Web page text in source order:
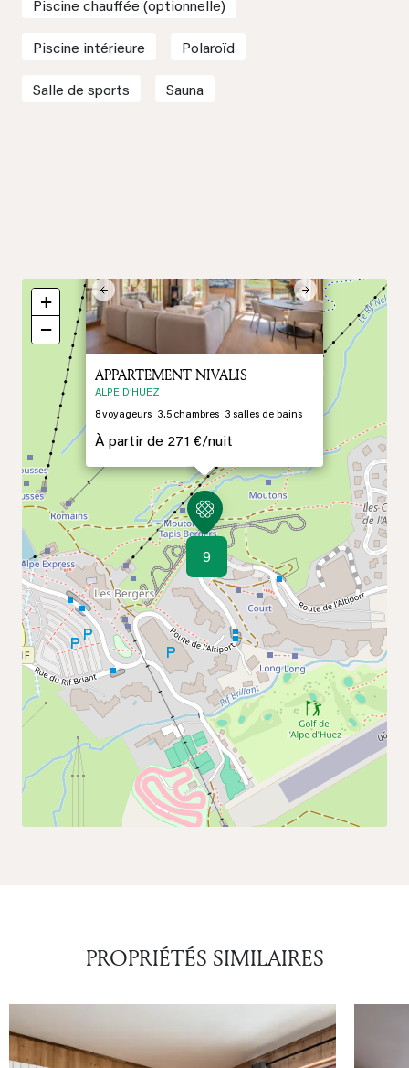
Piscine chauffée (optionnelle)
Piscine intérieure Polaroïd
Salle de sports Sauna
9
Previous Next
APPARTEMENT NIVALIS
ALPE D’HUEZ
8voyageurs 3.5 chambres 3 salles de bains
À partir de 271 €/nuit
+
−
PROPRIÉTÉS SIMILAIRES